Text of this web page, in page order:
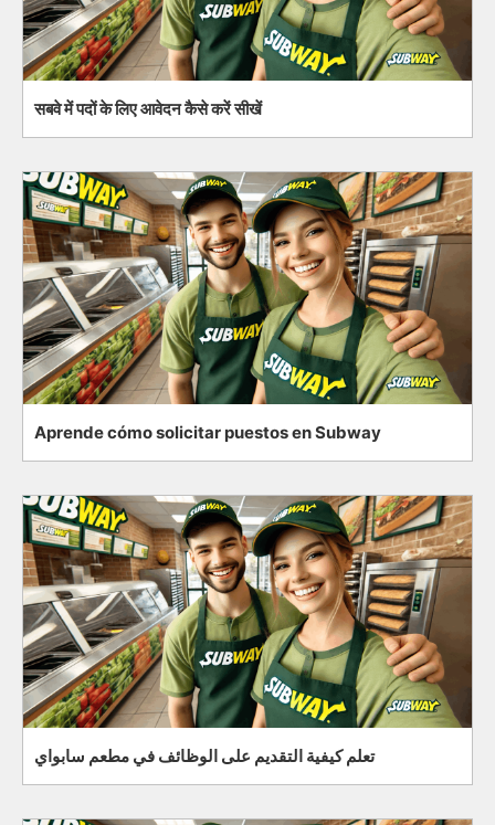
सबवे में पदों के लिए आवेदन कैसे करें सीखें
Aprende cómo solicitar puestos en Subway
تعلم كيفية التقديم على الوظائف في مطعم سابواي